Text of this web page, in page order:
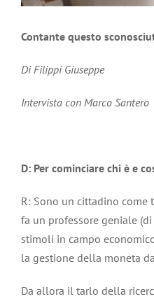
Contante questo
Di Filippi Giuseppe
Intervista con Marco Santero
D: Per cominciare chi è e
R: Sono un cittadino
fa un professore geniale
stimoli in campo
la gestione della moneta
Da allora il tarlo della